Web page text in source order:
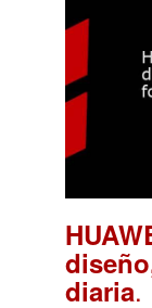
diaria.